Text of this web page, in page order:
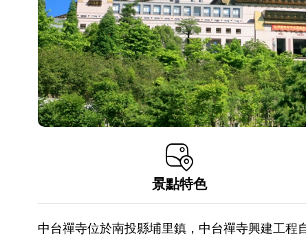
景點特色
中台禪寺位於南投縣埔里鎮，中台禪寺興建工